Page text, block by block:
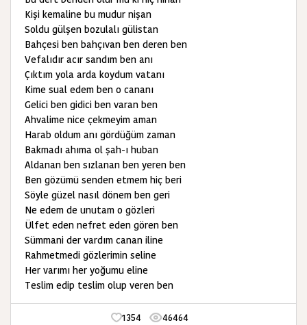
Kişi kemaline bu mudur nişan
Soldu gülşen bozulalı gülistan
Bahçesi ben bahçıvan ben deren ben
Vefalıdır acır sandım ben anı
Çıktım yola arda koydum vatanı
Kime sual edem ben o cananı
Gelici ben gidici ben varan ben
Ahvalime nice çekmeyim aman
Harab oldum anı gördüğüm zaman
Bakmadı ahıma ol şah-ı huban
Aldanan ben sızlanan ben yeren ben
Ben gözümü senden etmem hiç beri
Söyle güzel nasıl dönem ben geri
Ne edem de unutam o gözleri
Ülfet eden nefret eden gören ben
Sümmani der vardım canan iline
Rahmetmedi gözlerimin seline
Her varımı her yoğumu eline
Teslim edip teslim olup veren ben
1354 46464